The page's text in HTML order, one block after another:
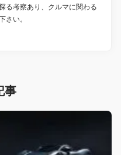
る考察あり、クルマに関わる
さい。
事